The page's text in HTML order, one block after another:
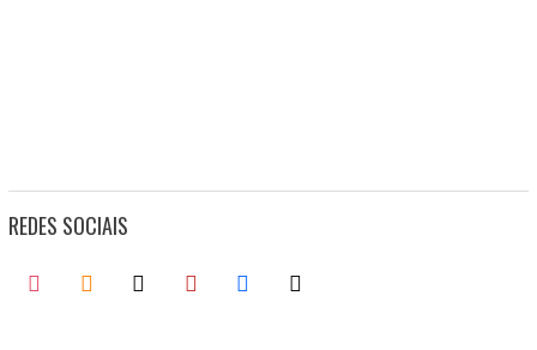
REDES SOCIAIS